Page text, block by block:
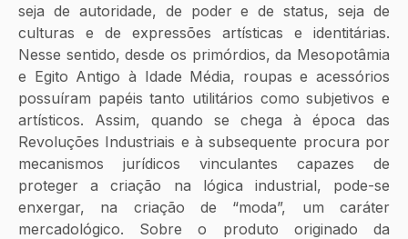
seja de autoridade, de poder e de status, seja de
culturas e de expressões artísticas e identitárias.
Nesse sentido, desde os primórdios, da Mesopotâmia
e Egito Antigo à Idade Média, roupas e acessórios
possuíram papéis tanto utilitários como subjetivos e
artísticos. Assim, quando se chega à época das
Revoluções Industriais e à subsequente procura por
mecanismos jurídicos vinculantes capazes de
proteger a criação na lógica industrial, pode-se
enxergar, na criação de “moda”, um caráter
mercadológico. Sobre o produto originado da